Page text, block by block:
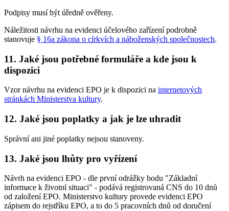
Podpisy musí být úředně ověřeny.
Náležitosti návrhu na evidenci účelového zařízení podrobně
stanovuje § 16a zákona o církvích a náboženských společnostech.
11. Jaké jsou potřebné formuláře a kde jsou k
dispozici
Vzor návrhu na evidenci EPO je k dispozici na internetových
stránkách Ministerstva kultury.
12. Jaké jsou poplatky a jak je lze uhradit
Správní ani jiné poplatky nejsou stanoveny.
13. Jaké jsou lhůty pro vyřízení
Návrh na evidenci EPO - dle první odrážky bodu "Základní
informace k životní situaci" - podává registrovaná CNS do 10 dnů
od založení EPO. Ministerstvo kultury provede evidenci EPO
zápisem do rejstříku EPO, a to do 5 pracovních dnů od doručení